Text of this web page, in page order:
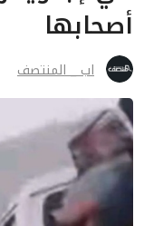
أصحابها
اب _ المنتصف